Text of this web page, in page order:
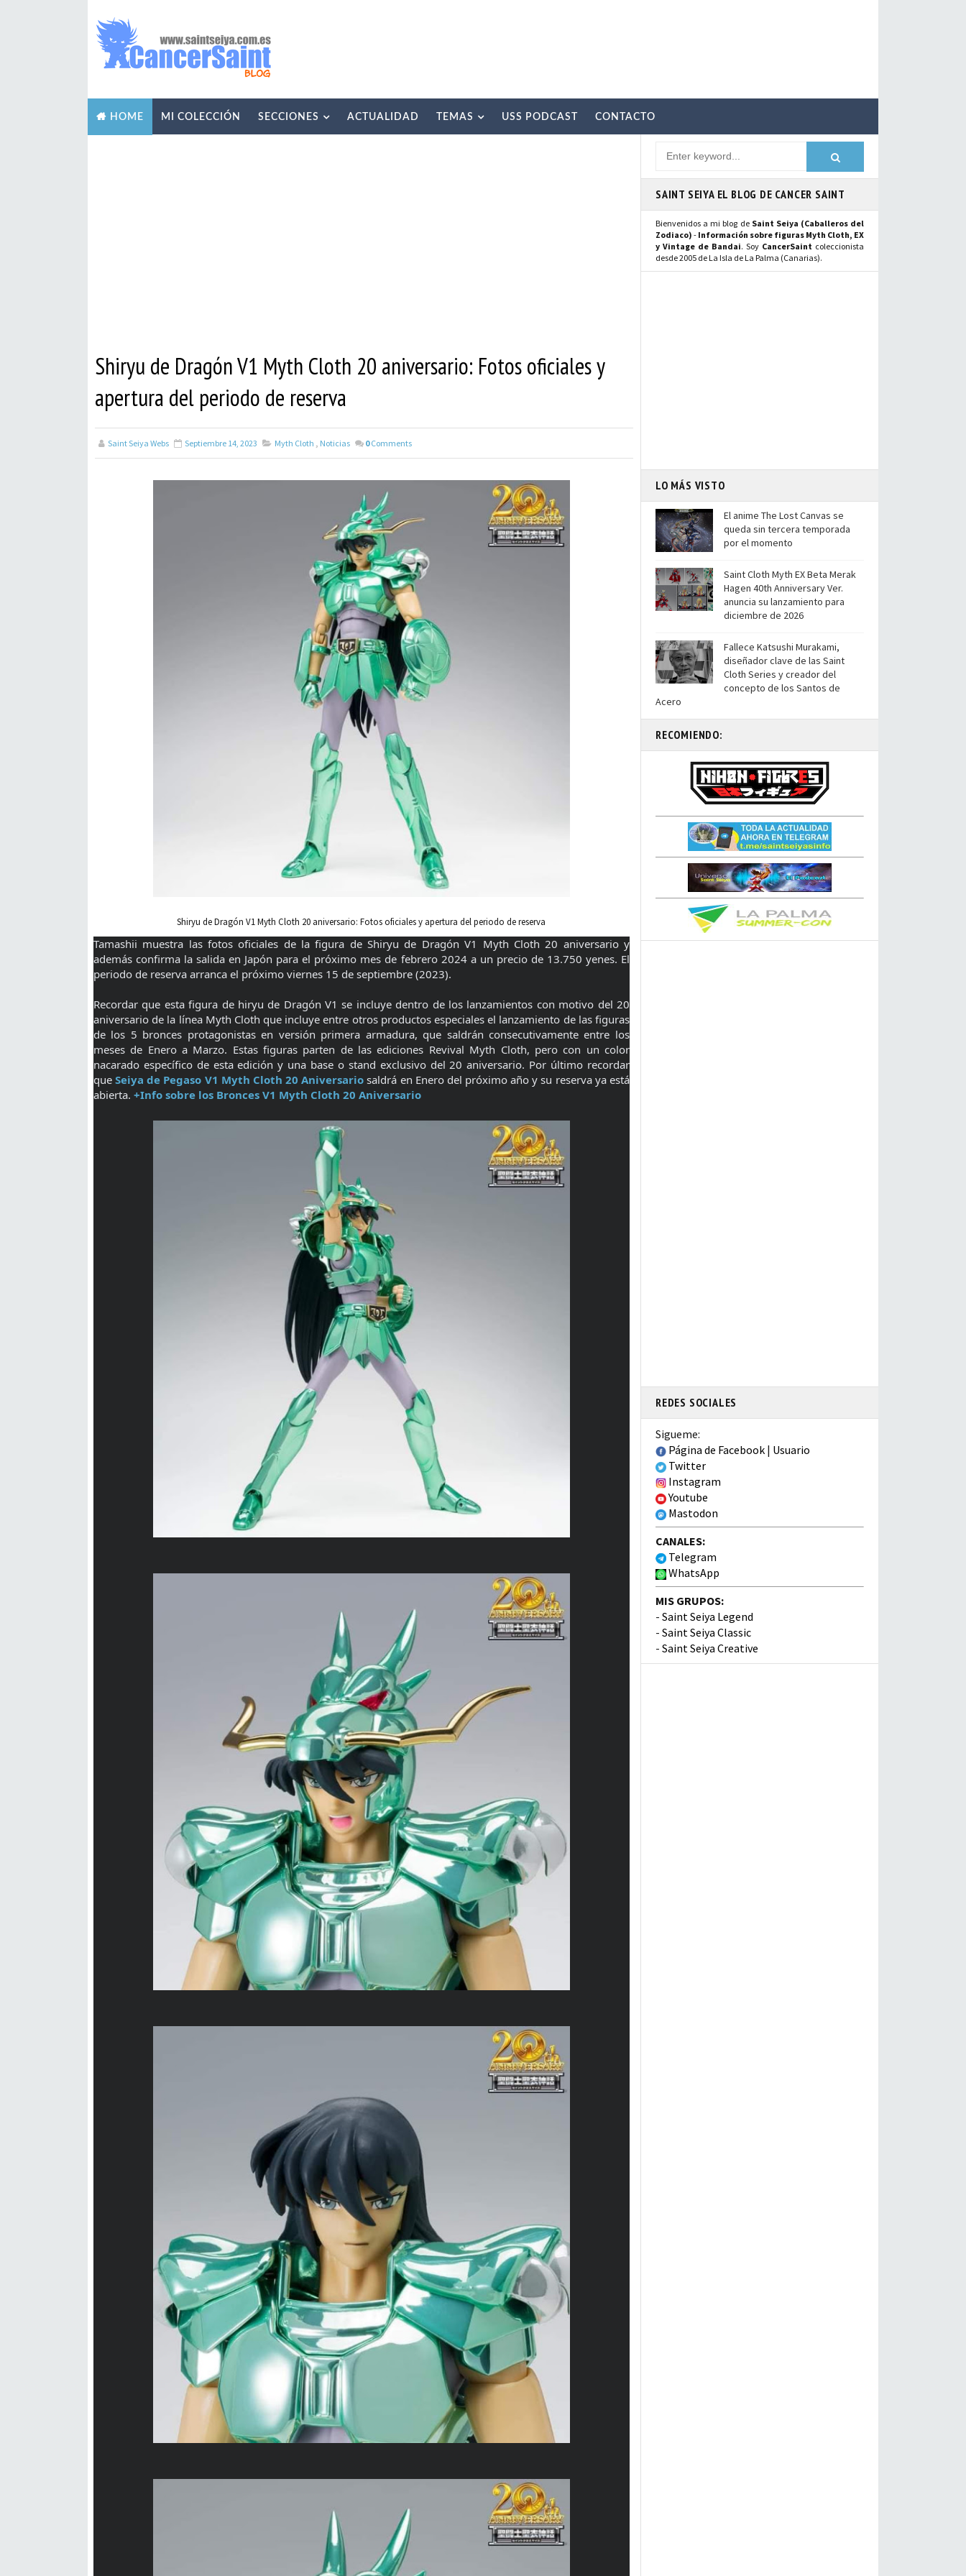
HOME MI COLECCIÓN SECCIONES ACTUALIDAD TEMAS USS PODCAST CONTACTO
Shiryu de Dragón V1 Myth Cloth 20 aniversario: Fotos oficiales y
apertura del periodo de reserva
Saint Seiya Webs Septiembre 14, 2023 Myth Cloth , Noticias 0 Comments
Shiryu de Dragón V1 Myth Cloth 20 aniversario: Fotos oficiales y apertura del periodo de reserva
Tamashii muestra las fotos oficiales de la figura de Shiryu de Dragón V1 Myth Cloth 20 aniversario y
además confirma la salida en Japón para el próximo mes de febrero 2024 a un precio de 13.750 yenes. El
periodo de reserva arranca el próximo viernes 15 de septiembre (2023).
Recordar que esta figura de hiryu de Dragón V1 se incluye dentro de los lanzamientos con motivo del 20
aniversario de la línea Myth Cloth que incluye entre otros productos especiales el lanzamiento de las figuras
de los 5 bronces protagonistas en versión primera armadura, que saldrán consecutivamente entre los
meses de Enero a Marzo. Estas figuras parten de las ediciones Revival Myth Cloth, pero con un color
nacarado específico de esta edición y una base o stand exclusivo del 20 aniversario. Por último recordar
queSeiya de Pegaso V1 Myth Cloth 20 Aniversario saldrá en Enero del próximo año y su reserva ya está
abierta. +Info sobre los Bronces V1 Myth Cloth 20 Aniversario
SAINT SEIYA EL BLOG DE CANCER SAINT
Bienvenidos a mi blog de Saint Seiya (Caballeros del
Zodiaco) - Información sobre figuras Myth Cloth, EX
y Vintage de Bandai. Soy CancerSaint coleccionista
desde 2005 de La Isla de La Palma (Canarias).
LO MÁS VISTO
El anime The Lost Canvas se
queda sin tercera temporada
por el momento
Saint Cloth Myth EX Beta Merak
Hagen 40th Anniversary Ver.
anuncia su lanzamiento para
diciembre de 2026
Fallece Katsushi Murakami,
diseñador clave de las Saint
Cloth Series y creador del
concepto de los Santos de
Acero
RECOMIENDO:
REDES SOCIALES
Sigueme:
Página de Facebook | Usuario
Twitter
Instagram
Youtube
Mastodon
CANALES:
Telegram
WhatsApp
MIS GRUPOS:
- Saint Seiya Legend
- Saint Seiya Classic
- Saint Seiya Creative